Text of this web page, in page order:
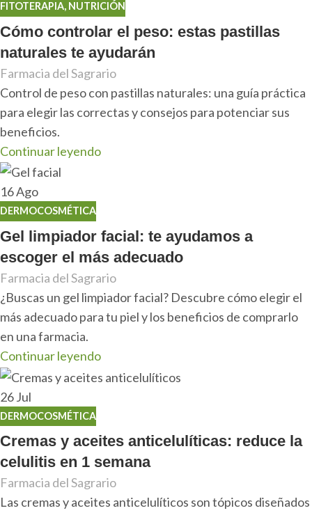
FITOTERAPIA, NUTRICIÓN
Cómo controlar el peso: estas pastillas
naturales te ayudarán
Farmacia del Sagrario
Control de peso con pastillas naturales: una guía práctica
para elegir las correctas y consejos para potenciar sus
beneficios.
Continuar leyendo
16Ago
DERMOCOSMÉTICA
Gel limpiador facial: te ayudamos a
escoger el más adecuado
Farmacia del Sagrario
¿Buscas un gel limpiador facial? Descubre cómo elegir el
más adecuado para tu piel y los beneficios de comprarlo
en una farmacia.
Continuar leyendo
26Jul
DERMOCOSMÉTICA
Cremas y aceites anticelulíticas: reduce la
celulitis en 1 semana
Farmacia del Sagrario
Las cremas y aceites anticelulíticos son tópicos diseñados